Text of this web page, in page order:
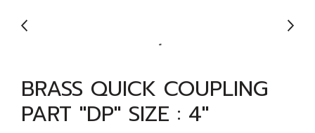
BRASS QUICK COUPLING
PART "DP" SIZE : 4"